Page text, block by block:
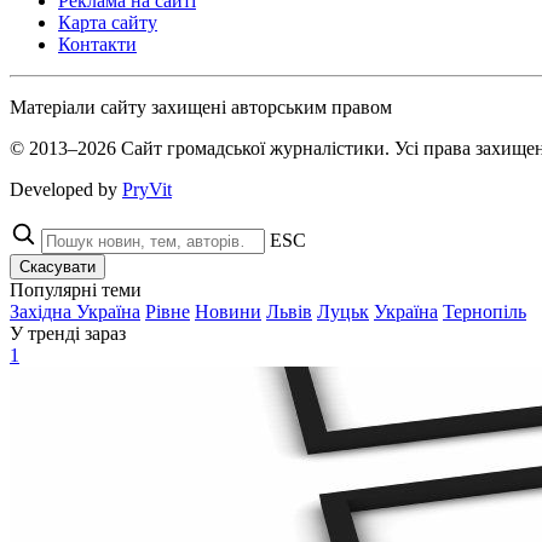
Карта сайту
Контакти
Матеріали сайту захищені авторським правом
© 2013–2026 Сайт громадської журналістики. Усі права
Developed by PryVit
ESC
Скасувати
Популярні теми
Західна Україна Рівне Новини Львів Луцьк Україна Тернопіль
У тренді зараз
1